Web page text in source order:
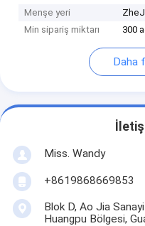
Menşe yeri
Min sipariş miktarı
300
Daha
Miss. Wandy
+8619868669853
Blok D, Ao Jia
Huangpu Bölgesi,